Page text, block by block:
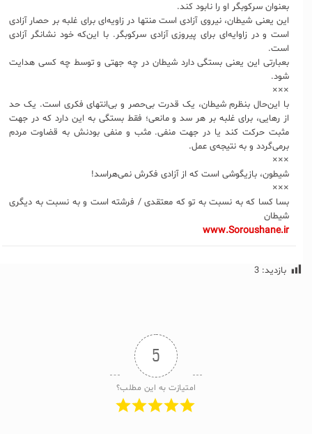
بعنوان سرکوبگر او را نابود کند.
این یعنی شیطان، نیروی آزادی است منتها در زاویه‌ای برای غلبه بر حصار آزادی
است و در زاوایه‌ای برای پیروزی آزادی سرکوبگر. با این‌که خود نشانگر آزادی
است.
بعبارتی این یعنی بستگی دارد شیطان در چه جهتی و توسط چه کسی هدایت
شود.
×××
با این‌حال بنظرم شیطان، یک قدرت بی‌حصر و بی‌انتهای فکری است. یک حد
از رهایی، برای غلبه بر هر سد و مانعی؛ فقط بستگی به این دارد که در جهت
مثبت حرکت کند یا در جهت منفی. مثب و منفی بودنش به قضاوت مردم
برمی‌گردد و به نتیجه‌ی عمل.
×××
شیطون، بازیگوشی است که از آزادی فکرش نمی‌هراسد!
×××
بسا کسا که به نسبت به تو که معتقدی / فرشته است و به نسبت به دیگری
شیطان
www.Soroushane.ir
بازدید: 3
5
امتیازت به این مطلب؟